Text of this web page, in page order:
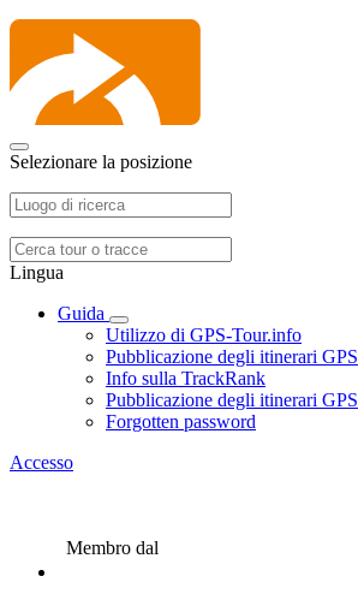
Selezionare la posizione
Lingua
Guida
Utilizzo di GPS-Tour.info
Pubblicazione degli itinerari GPS
Info sulla TrackRank
Pubblicazione degli itinerari GPS
Forgotten password
Accesso
Membro dal